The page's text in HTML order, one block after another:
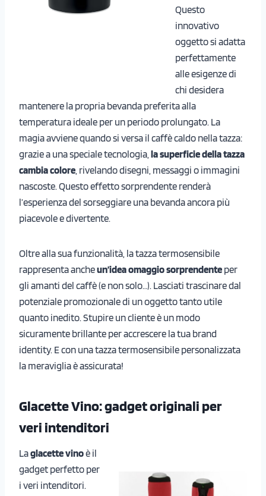
Questo
innovativo
oggetto si adatta
perfettamente
alle esigenze di
chi desidera
mantenere la propria bevanda preferita alla
temperatura ideale per un periodo prolungato. La
magia avviene quando si versa il caffè caldo nella tazza:
grazie a una speciale tecnologia, la superficie della tazza
cambia colore , rivelando disegni, messaggi o immagini
nascoste. Questo effetto sorprendente renderà
l’esperienza del sorseggiare una bevanda ancora più
piacevole e divertente.
Oltre alla sua funzionalità, la tazza termosensibile
rappresenta ancheun’idea omaggio sorprendente per
gli amanti del caffè (e non solo…). Lasciati trascinare dal
potenziale promozionale di un oggetto tanto utile
quanto inedito. Stupire un cliente è un modo
sicuramente brillante per accrescere la tua brand
identity. E con una tazza termosensibile personalizzata
la meraviglia è assicurata!
Glacette Vino: gadget originali per
veri intenditori
Laglacette vinoè il
gadget perfetto per
i veri intenditori.